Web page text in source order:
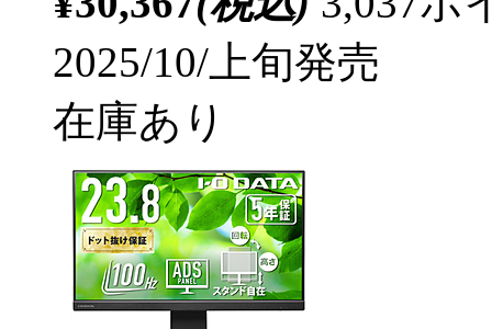
2025/10/上旬発売
在庫あり